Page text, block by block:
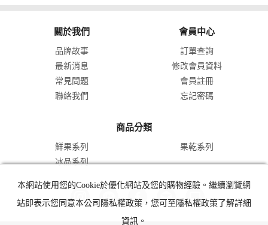
關於我們
品牌故事
最新消息
常見問題
聯絡我們
會員中心
訂單查詢
修改會員資料
會員註冊
忘記密碼
商品分類
鮮果系列
果乾系列
冰品系列
本網站使用您的Cookie於優化網站及您的購物經驗。繼續瀏覽網
站即表示您同意本公司隱私權政策，您可至隱私權政策了解詳細
資訊。